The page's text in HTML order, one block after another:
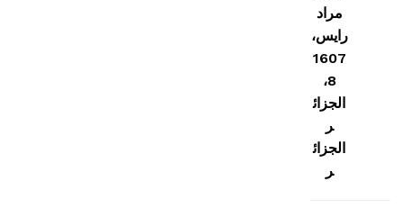
مراد
رايس،
1607
8،
الجزائ
ر
الجزائ
ر